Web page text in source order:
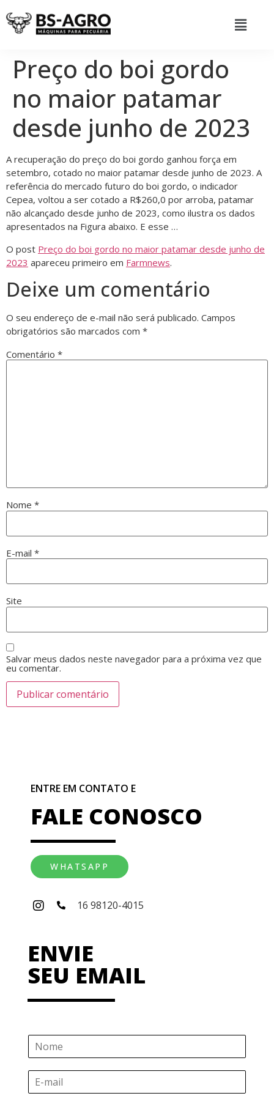
Preço do boi gordo
no maior patamar
desde junho de 2023
A recuperação do preço do boi gordo ganhou força em
setembro, cotado no maior patamar desde junho de 2023. A
referência do mercado futuro do boi gordo, o indicador
Cepea, voltou a ser cotado a R$260,0 por arroba, patamar
não alcançado desde junho de 2023, como ilustra os dados
apresentados na Figura abaixo. E esse …
O post Preço do boi gordo no maior patamar desde junho de
2023 apareceu primeiro em Farmnews.
Deixe um comentário
O seu endereço de e-mail não será publicado. Campos
obrigatórios são marcados com *
Comentário *
Nome *
E-mail *
Site
Salvar meus dados neste navegador para a próxima vez que
eu comentar.
ENTRE EM CONTATO E
FALE CONOSCO
WHATSAPP
16 98120-4015
ENVIE
SEU EMAIL
N
E